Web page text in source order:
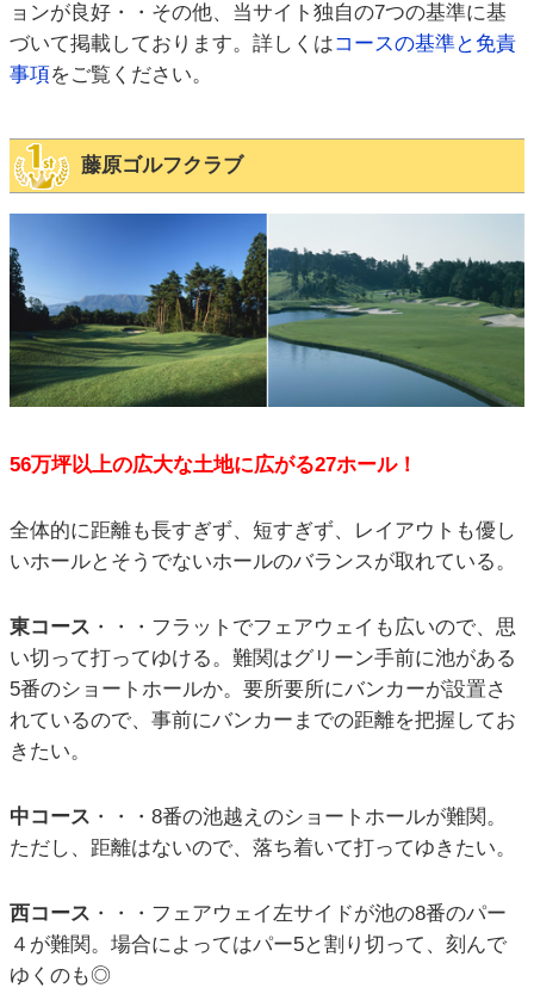
ョンが良好・・その他、当サイト独自の7つの基準に基
づいて掲載しております。詳しくはコースの基準と免責
事項をご覧ください。
藤原ゴルフクラブ
56万坪以上の広大な土地に広がる27ホール！
全体的に距離も長すぎず、短すぎず、レイアウトも優し
いホールとそうでないホールのバランスが取れている。
東コース ・・・フラットでフェアウェイも広いので、思
い切って打ってゆける。難関はグリーン手前に池がある
5番のショートホールか。要所要所にバンカーが設置さ
れているので、事前にバンカーまでの距離を把握してお
きたい。
中コース ・・・8番の池越えのショートホールが難関。
ただし、距離はないので、落ち着いて打ってゆきたい。
西コース ・・・フェアウェイ左サイドが池の8番のパー
４が難関。場合によってはパー5と割り切って、刻んで
ゆくのも◎